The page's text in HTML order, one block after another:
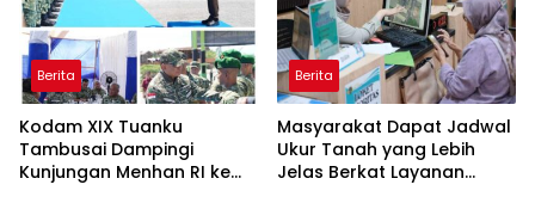
Berita
Kodam XIX Tuanku
Tambusai Dampingi
Kunjungan Menhan RI ke
Berita
Masyarakat Dapat Jadwal
Ukur Tanah yang Lebih
Jelas Berkat Layanan